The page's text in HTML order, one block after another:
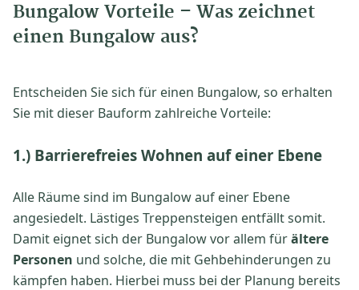
Bungalow Vorteile – Was zeichnet
einen Bungalow aus?
Entscheiden Sie sich für einen Bungalow, so erhalten
Sie mit dieser Bauform zahlreiche Vorteile:
1.) Barrierefreies Wohnen auf einer Ebene
Alle Räume sind im Bungalow auf einer Ebene
angesiedelt. Lästiges Treppensteigen entfällt somit.
Damit eignet sich der Bungalow vor allem fürältere
Personen und solche, die mit Gehbehinderungen zu
kämpfen haben. Hierbei muss bei der Planung bereits